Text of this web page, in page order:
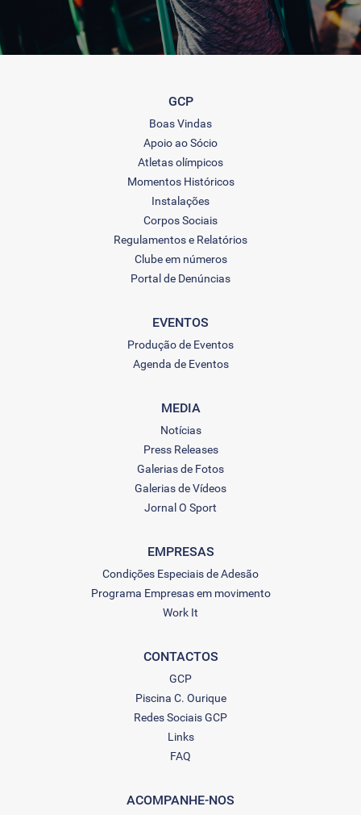
GCP
Boas Vindas
Apoio ao Sócio
Atletas olímpicos
Momentos Históricos
Instalações
Corpos Sociais
Regulamentos e Relatórios
Clube em números
Portal de Denúncias
EVENTOS
Produção de Eventos
Agenda de Eventos
MEDIA
Notícias
Press Releases
Galerias de Fotos
Galerias de Vídeos
Jornal O Sport
EMPRESAS
Condições Especiais de Adesão
Programa Empresas em movimento
Work It
CONTACTOS
GCP
Piscina C. Ourique
Redes Sociais GCP
Links
FAQ
ACOMPANHE-NOS